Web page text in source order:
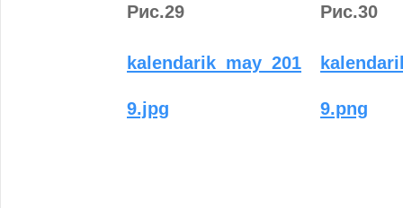
Рис.29
kalendarik_may_201
9.jpg
Рис.30
9.png